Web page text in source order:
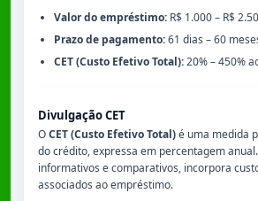
Valor do empréstimo: R$ 1.000 – R$
Prazo de pagamento:61 dias – 60
CET (Custo Efetivo Total):20% – 450%
Divulgação CET
OCET (Custo Efetivo Total)é uma medida
do crédito, expressa em percentagem
informativos e comparativos, incorpora
associados ao empréstimo.